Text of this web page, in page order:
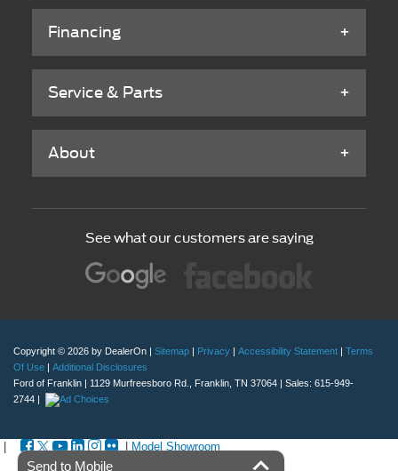
Financing
Service & Parts
About
See what our customers are saying
Copyright © 2026 by DealerOn Sitemap Privacy Accessibility Statement
Terms
Of Use
Additional Disclosures
Ford of Franklin
1129 Murfreesboro Rd., Franklin, TN 37064 | Sales: 615-949-
2744
| Model Showroom
Send to Mobile